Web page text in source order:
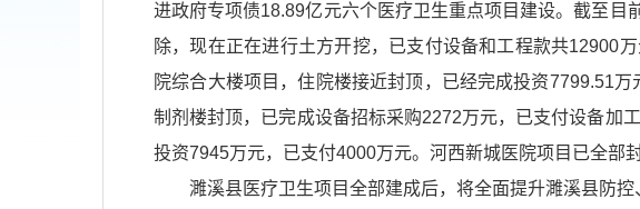
进政府专项债18.89亿元六个医疗卫生重点项目建设。截至
除，现在正在进行土方开挖，已支付设备和工程款共12900
院综合大楼项目，住院楼接近封顶，已经完成投资7799.51
制剂楼封顶，已完成设备招标采购2272万元，已支付设备加
投资7945万元，已支付4000万元。河西新城医院项目已全部
濉溪县医疗卫生项目全部建成后，将全面提升濉溪县防